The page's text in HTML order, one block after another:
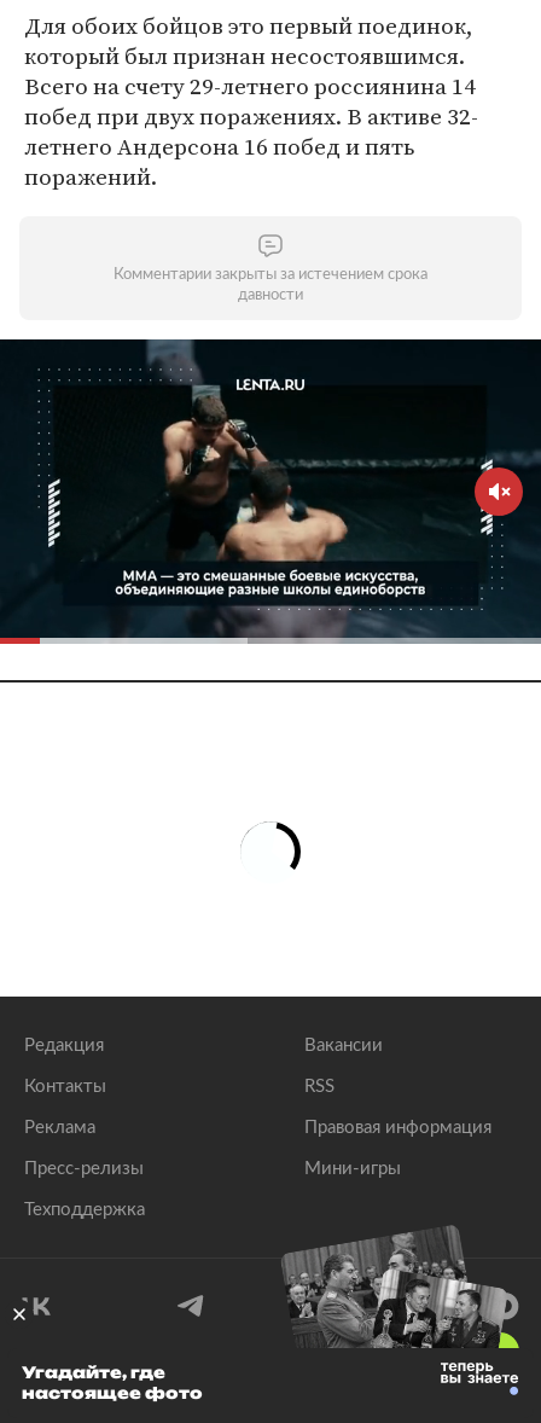
Для обоих бойцов это первый поединок,
который был признан несостоявшимся.
Всего на счету 29-летнего россиянина 14
побед при двух поражениях. В активе 32-
летнего Андерсона 16 побед и пять
поражений.
Комментарии закрыты за истечением срока
давности
Редакция
Контакты
Реклама
Пресс-релизы
Техподдержка
Вакансии
RSS
Правовая информация
Мини-игры
© 1999–2026 Все права защищены.
Угадайте, где
настоящее фото